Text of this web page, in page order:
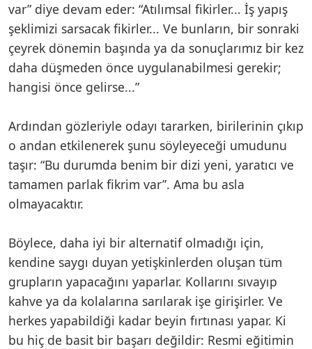
var” diye devam eder: “Atılımsal fikirler... İş yapış
şeklimizi sarsacak fikirler... Ve bunların, bir sonraki
çeyrek dönemin başında ya da sonuçlarımız bir kez
daha düşmeden önce uygulanabilmesi gerekir;
hangisi önce gelirse...”
Ardından gözleriyle odayı tararken, birilerinin çıkıp
o andan etkilenerek şunu söyleyeceği umudunu
taşır: “Bu durumda benim bir dizi yeni, yaratıcı ve
tamamen parlak fikrim var”. Ama bu asla
olmayacaktır.
Böylece, daha iyi bir alternatif olmadığı için,
kendine saygı duyan yetişkinlerden oluşan tüm
grupların yapacağını yaparlar. Kollarını sıvayıp
kahve ya da kolalarına sarılarak işe girişirler. Ve
herkes yapabildiği kadar beyin fırtınası yapar. Ki
bu hiç de basit bir başarı değildir: Resmi eğitimin